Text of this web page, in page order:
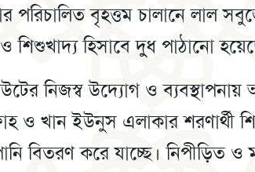
বৃহত্তম চালানে লাল
হিসাবে দুধ পাঠানো
নিজস্ব উদ্যোগ ও ব্যবস্থাপনায়
ও খান ইউনুস এলাকার শরণার্থী
বিতরণ করে যাচ্ছে। নিপীড়িত